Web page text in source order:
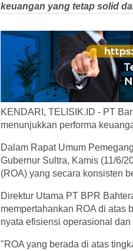
keuangan yang tetap solid
KENDARI, TELISIK.ID - PT
menunjukkan performa
Dalam Rapat Umum
Gubernur Sultra, Kamis (11/6/
(ROA) yang secara konsisten
Direktur Utama PT BPR
mempertahankan ROA di atas
nyata efisiensi operasional
"ROA yang berada di atas